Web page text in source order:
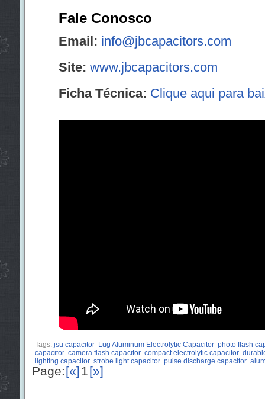
Fale Conosco
Email: info@jbcapacitors.com
Site: www.jbcapacitors.com
Ficha Técnica: Clique aqui para
Tags: jsu capacitor Lug Aluminum Electrolytic Capacitor photo flash
capacitor camera flash capacitor compact electrolytic capacitor
lighting capacitor strobe light capacitor pulse discharge capacitor
Page:[«]1[»]